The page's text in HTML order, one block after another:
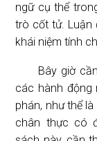
ngữ cụ thể
trò cốt tử. Luận
khái niệm tính
Bây giờ
các hành động
phán, như thể
chân thực có